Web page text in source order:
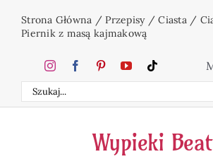
Strona Główna /Przepisy/Ciasta/
Piernik z masą kajmakową
Szukaj
Wypieki